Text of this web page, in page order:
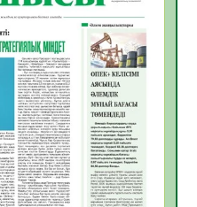
30
көшуге ең
32
сақтау – әр
32